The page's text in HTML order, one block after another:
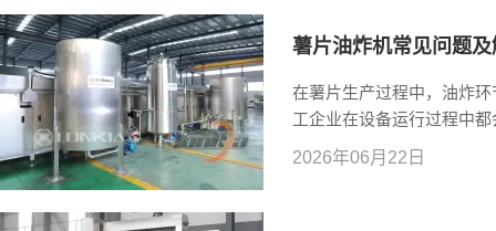
薯片油炸机常见问题
在薯片生产过程中，油炸
工企业在设备运行过程中
大等。如果这些问题长期
结合马铃薯片油炸机的实
2026年06月22日